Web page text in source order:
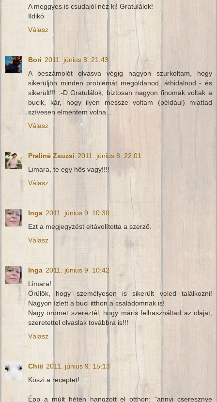
A meggyes is csudajól néz ki! Gratulálok!
Ildikó
Válasz
Bori 2011. június 8. 21:43
A beszámolót olvasva végig nagyon szurkoltam, hogy
sikerüljön minden problémát megoldanod, áthidalnod - és
sikerült!!! :-D Gratulálok, biztosan nagyon finomak voltak a
bucik, kár, hogy ilyen messze voltam (például) miattad
szívesen elmentem volna...
Válasz
Praliné Zsuzsi 2011. június 8. 22:01
Limara, te egy hős vagy!!!!
Válasz
Inga 2011. június 9. 10:30
Ezt a megjegyzést eltávolította a szerző.
Válasz
Inga 2011. június 9. 10:42
Limara!
Örülök, hogy személyesen is sikerült veled találkozni!
Nagyon ízlett a buci itthon a családomnak is!
Nagy örömet szereztél, hogy máris felhasználtad az olajat,
szeretettel olvaslak továbbra is!!!
Válasz
Chiii 2011. június 9. 15:13
Köszi a receptet!
Épp a múlt héten hangzott el otthon: "annyi cseresznye